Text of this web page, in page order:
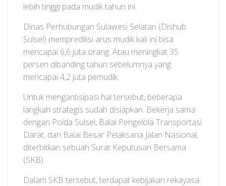
lebih tinggi pada mudik tahun ini.
Dinas Perhubungan Sulawesi Selatan (Dishub
Sulsel) memprediksi arus mudik kali ini bisa
mencapai 6,6 juta orang. Atau meningkat 35
persen dibanding tahun sebelumnya yang
mencapai 4,2 juta pemudik.
Untuk mengantisipasi hal tersebut, beberapa
langkah strategis sudah disiapkan. Bekerja sama
dengan Polda Sulsel, Balai Pengelola Transportasi
Darat, dan Balai Besar Pelaksana Jalan Nasional,
diterbitkan sebuah Surat Keputusan Bersama
(SKB).
Dalam SKB tersebut, terdapat kebijakan rekayasa